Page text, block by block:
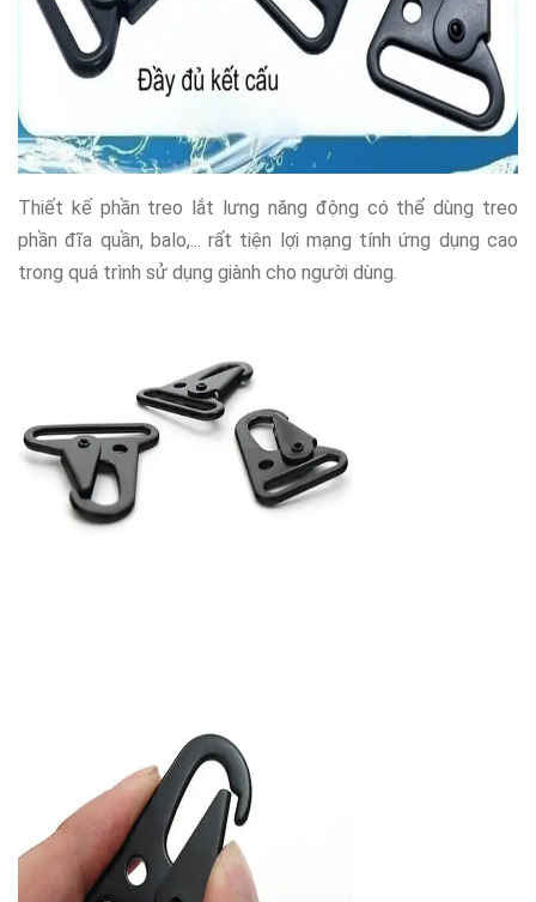
Thiết kế phần treo lắt lưng năng động có thể dùng treo
phần đĩa quần, balo,... rất tiện lợi mạng tính ứng dụng cao
trong quá trình sử dụng giành cho người dùng.